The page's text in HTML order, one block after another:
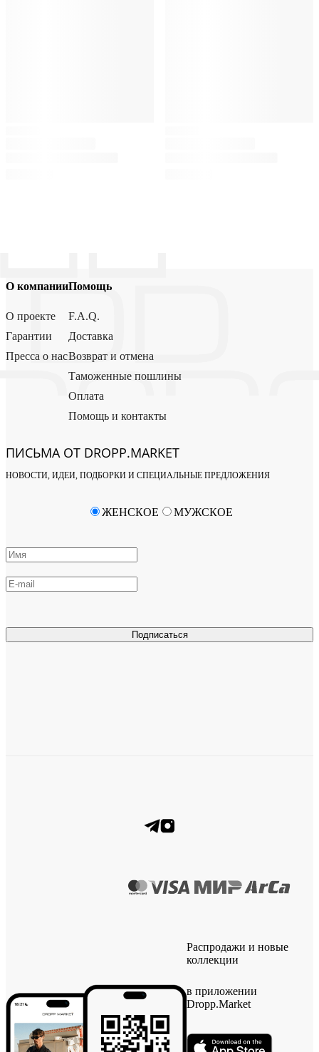
О компании
О проекте
Гарантии
Пресса о нас
Помощь
F.A.Q.
Доставка
Возврат и отмена
Таможенные пошлины
Оплата
Помощь и контакты
ПИСЬМА ОТ DROPP.MARKET
НОВОСТИ, ИДЕИ, ПОДБОРКИ И СПЕЦИАЛЬНЫЕ ПРЕДЛОЖЕНИЯ
Подписаться
ЖЕНСКОЕ МУЖСКОЕ
Распродажи и новые
коллекции
в приложении
Dropp.Market